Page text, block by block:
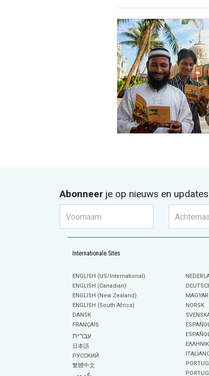
Abonneer je op nieuws en updates
Internationale Sites
ENGLISH (US/International)
ENGLISH (Canadian)
ENGLISH (New Zealand)
ENGLISH (South Africa)
DANSK
FRANÇAIS
עברית
日本語
РУССКИЙ
繁體中文
MAGYAR
NORSK